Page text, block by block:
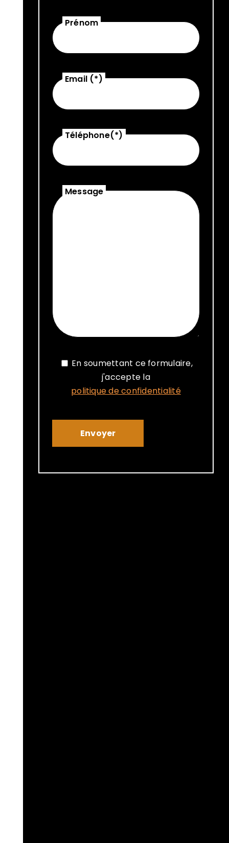
Prénom
Email (*)
Téléphone(*)
Message
En soumettant ce formulaire,
j'accepte la
politique de confidentialité